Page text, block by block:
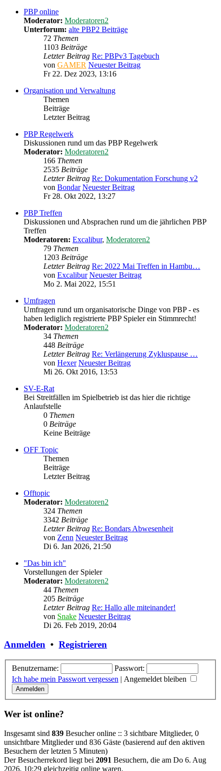
PBP online
Moderator: Moderatoren2
Unterforum: alte PBP2 Beiträge
72 Themen
1103 Beiträge
Letzter Beitrag Re: PBPv3 Tagebuch
von GAMER Neuester Beitrag
Fr 22. Dez 2023, 13:16
Organisation und Verwaltung
Themen
Beiträge
Letzter Beitrag
PBP Regelwerk
Diskussionen rund um das PBP Regelwerk
Moderator: Moderatoren2
166 Themen
2535 Beiträge
Letzter Beitrag Re: Dokumentation Forschung v2
von Bondar Neuester Beitrag
Fr 28. Okt 2022, 13:27
PBP Treffen
Diskussionen und Absprachen rund um die jährlichen PBP
Treffen
Moderatoren: Excalibur, Moderatoren2
79 Themen
1203 Beiträge
Letzter Beitrag Re: 2022 Mai Treffen in Hambu…
von Excalibur Neuester Beitrag
Mo 2. Mai 2022, 15:51
Umfragen
Umfragen rund um organisatorische Dinge von PBP - es
haben lediglich registrierte PBP Spieler ein Stimmrecht!
Moderator: Moderatoren2
34 Themen
448 Beiträge
Letzter Beitrag Re: Verlängerung Zykluspause …
von Hexer Neuester Beitrag
Mi 26. Okt 2016, 13:53
SV-E-Rat
Bei Streitfällen im Spielbetrieb ist das hier die richtige
Anlaufstelle
0 Themen
0 Beiträge
Keine Beiträge
OFF Topic
Themen
Beiträge
Letzter Beitrag
Offtopic
Moderator: Moderatoren2
324 Themen
3342 Beiträge
Letzter Beitrag Re: Bondars Abwesenheit
von Zenn Neuester Beitrag
Di 6. Jan 2026, 21:50
"Das bin ich"
Vorstellungen der Spieler
Moderator: Moderatoren2
44 Themen
205 Beiträge
Letzter Beitrag Re: Hallo alle miteinander!
von Snake Neuester Beitrag
Di 26. Feb 2019, 20:04
Anmelden • Registrieren
Benutzername:
Passwort:
Ich habe mein Passwort vergessen | Angemeldet bleiben
Wer ist online?
Insgesamt sind 839 Besucher online :: 3 sichtbare Mitglieder, 0
unsichtbare Mitglieder und 836 Gäste (basierend auf den aktiven
Besuchern der letzten 5 Minuten)
Der Besucherrekord liegt bei 2091 Besuchern, die am Do 6. Aug
2026, 10:29 gleichzeitig online waren.